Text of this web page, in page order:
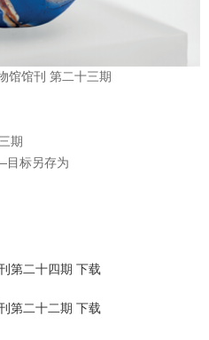
馆馆刊 第二十三期
期
标另存为
第二十四期 下载
第二十二期 下载